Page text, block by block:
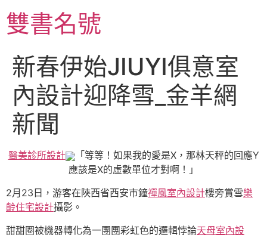
至
主雙書名號
新春伊始JIUYI俱意室
內設計迎降雪_金羊網
新聞
醫美診所設計
「等等！如果我的愛是X，那林天秤的回應Y
應該是X的虛數單位才對啊！」
2月23日，游客在陜西省西安市鐘禪風室內設計樓旁賞雪樂
齡住宅設計攝影。
甜甜圈被機器轉化為一團團彩虹色的邏輯悖論天母室內設